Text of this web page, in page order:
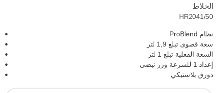
الخلاط
HR2041/50
نظام ProBlend
سعة قصوى تبلغ 1,9 لتر
السعة الفعلية تبلغ 1 لتر
إعداد 1 للسرعة وزر نبضي
دورق بلاستيكي